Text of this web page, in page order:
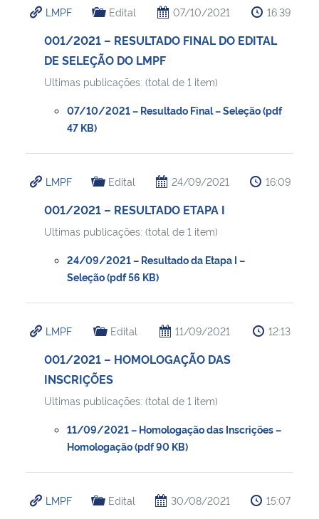
Ministério da Cidadania
Ministério de Minas e Energia
Ministério da Ciência, Tecnologia, Inovações e Comunicações
Ministério do Desenvolvimento Regional
Controladoria-Geral da União
Secretaria de Governo
Gabinete de Segurança Institucional
Banco Central do Brasil
LMPF Edital 07/10/2021 16:39
001/2021 – RESULTADO FINAL DO EDITAL
DE SELEÇÃO DO LMPF
Ultimas publicações: (total de 1 item)
07/10/2021 – Resultado Final – Seleção (pdf
47 KB)
LMPF Edital 24/09/2021 16:09
001/2021 – RESULTADO ETAPA I
Ultimas publicações: (total de 1 item)
24/09/2021 – Resultado da Etapa I –
Seleção (pdf 56 KB)
LMPF Edital 11/09/2021 12:13
001/2021 – HOMOLOGAÇÃO DAS
INSCRIÇÕES
Ultimas publicações: (total de 1 item)
11/09/2021 – Homologação das Inscrições –
Homologação (pdf 90 KB)
LMPF Edital 30/08/2021 15:07